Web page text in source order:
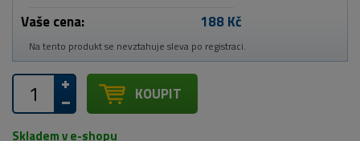
Vaše cena: 188 Kč
Na tento produkt se nevztahuje sleva po registraci.
KOUPIT
Skladem v e-shopu